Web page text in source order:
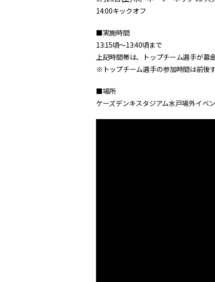
14:00キックオフ
■実施時間
13:15頃～13:40頃まで
上記時間帯は、トップチーム選手が募
※トップチーム選手の参加時間は前後
■場所
ケーズデンキスタジアム水戸場外イベ